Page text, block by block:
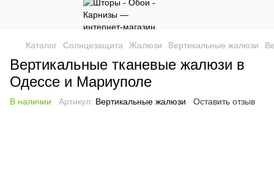
Каталог Солнцезащита Жалюзи Вертикальные жалюзи
Вертикальные тканевые жалюзи в
Одессе и Мариуполе
В наличии Артикул: Вертикальные жалюзи Оставить отзыв